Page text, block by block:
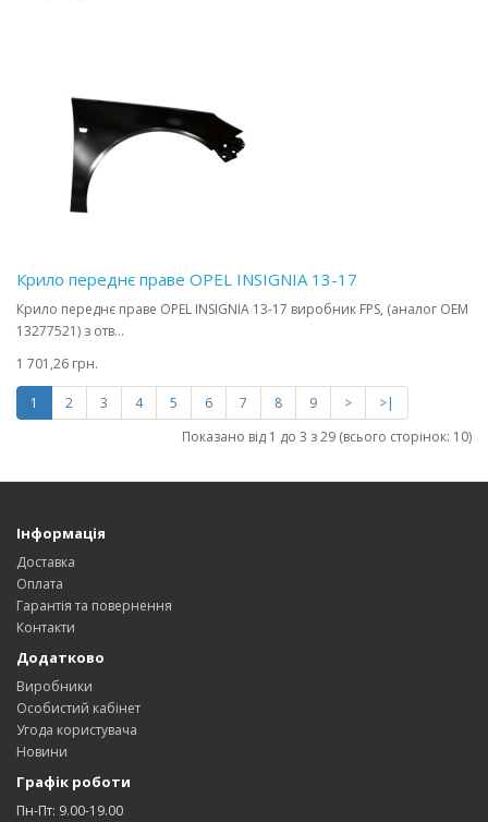
Крило переднє праве OPEL INSIGNIA 13-17
Крило переднє праве OPEL INSIGNIA 13-17 виробник FPS, (аналог OEM
13277521) з отв...
1 701,26 грн.
1 2 3 4 5 6 7 8 9 >
>|
Показано від 1 до 3 з 29 (всього сторінок: 10)
Інформація
Доставка
Оплата
Гарантія та повернення
Контакти
Додатково
Виробники
Особистий кабінет
Угода користувача
Новини
Графік роботи
Пн-Пт: 9.00-19.00